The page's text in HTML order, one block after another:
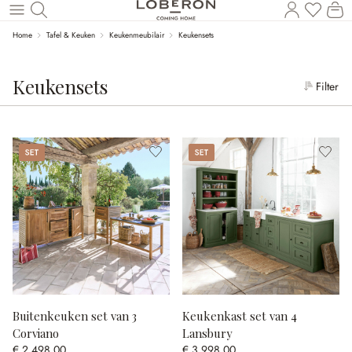
Naar de hoofdinhoud
Home Tafel & Keuken Keukenmeubilair Keukensets
Keukensets Filter
Set
Buitenkeuken set van 3
Corviano
Set
Keukenkast set van 4
Lansbury